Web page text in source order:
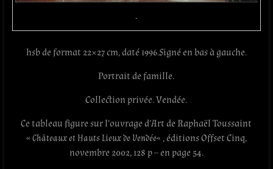
.
hsb de format 22×27 cm, daté 1996.Signé en bas à gauche.
Portrait de famille.
Collection privée. Vendée.
Ce tableau figure sur l’ouvrage d’Art de Raphaël Toussaint
«Châteaux et Hauts Lieux de Vendée« , éditions Offset Cinq,‎
novembre 2002, 128 p – en page 54.